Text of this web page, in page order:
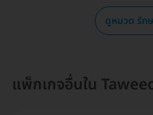
ดูหมวด รัก
แพ็กเกจอื่นใน